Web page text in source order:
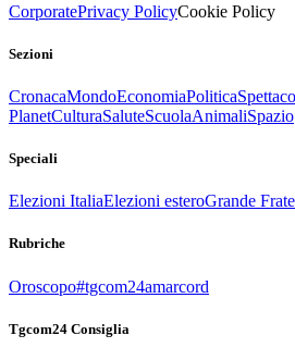
CorporatePrivacy PolicyCookie Policy
Sezioni
CronacaMondoEconomiaPolitica
PlanetCulturaSaluteScuolaAnimaliSpazio
Speciali
Elezioni ItaliaElezioni esteroGrande
Rubriche
Oroscopo#tgcom24amarcord
Tgcom24 Consiglia